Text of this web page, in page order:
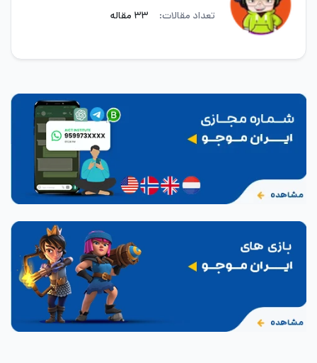
تعداد مقالات: ۳۳ مقاله